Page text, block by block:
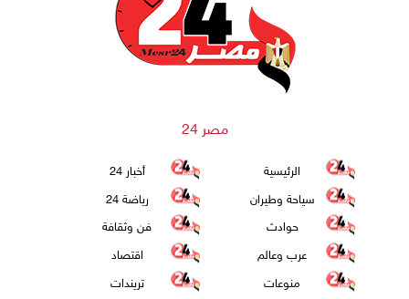
مصر 24
الرئيسية
أخبار 24
سياحة وطيران
رياضة 24
حوادث
فن وثقافة
عرب وعالم
اقتصاد
منوعات
تريندات